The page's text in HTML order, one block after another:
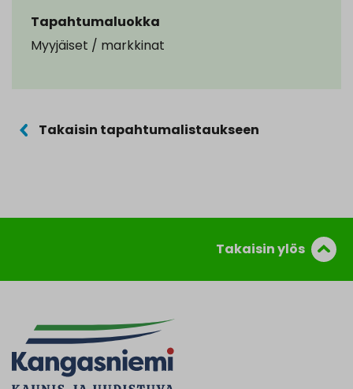
Tapahtumaluokka
Myyjäiset / markkinat
Takaisin tapahtumalistaukseen
Takaisin ylös